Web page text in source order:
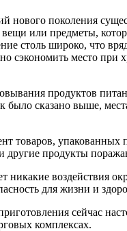
нового поколения
или предметы,
столь широко, что
место при
продуктов
сказано выше,
товаров,
продукты
никакие
для жизни и
сейчас
комплексах.